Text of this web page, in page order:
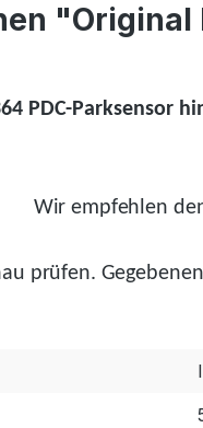
"Original
PDC-Parksensor
Wir empfehlen
prüfen.